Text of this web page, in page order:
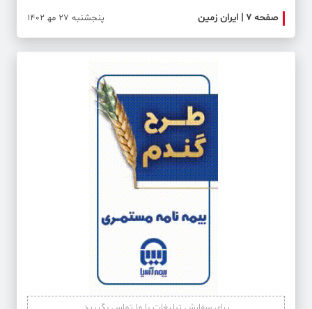
صفحه ۷ | ایران زمین پنجشنبه 27 مه‍ 1402